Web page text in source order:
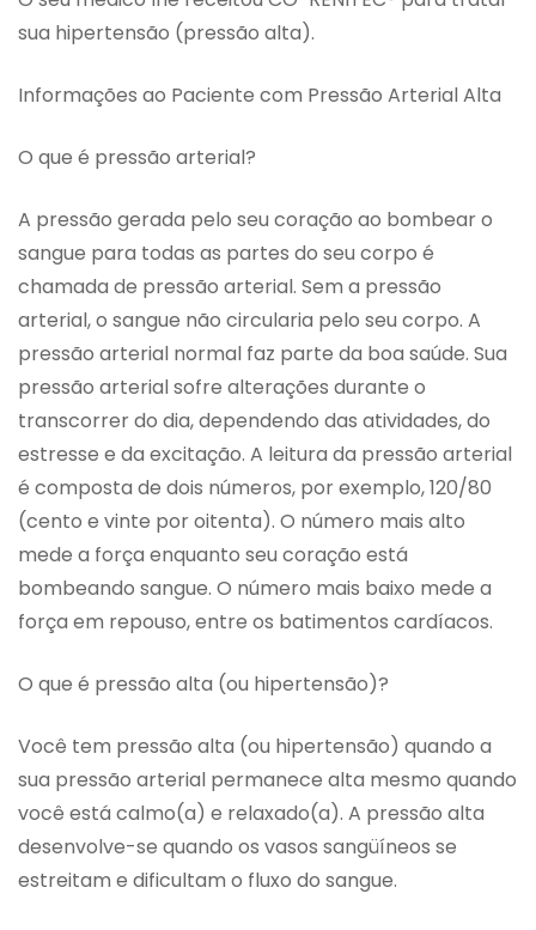
sua hipertensão (pressão alta).
Informações ao Paciente com Pressão Arterial Alta
O que é pressão arterial?
A pressão gerada pelo seu coração ao bombear o
sangue para todas as partes do seu corpo é
chamada de pressão arterial. Sem a pressão
arterial, o sangue não circularia pelo seu corpo. A
pressão arterial normal faz parte da boa saúde. Sua
pressão arterial sofre alterações durante o
transcorrer do dia, dependendo das atividades, do
estresse e da excitação. A leitura da pressão arterial
é composta de dois números, por exemplo, 120/80
(cento e vinte por oitenta). O número mais alto
mede a força enquanto seu coração está
bombeando sangue. O número mais baixo mede a
força em repouso, entre os batimentos cardíacos.
O que é pressão alta (ou hipertensão)?
Você tem pressão alta (ou hipertensão) quando a
sua pressão arterial permanece alta mesmo quando
você está calmo(a) e relaxado(a). A pressão alta
desenvolve-se quando os vasos sangüíneos se
estreitam e dificultam o fluxo do sangue.